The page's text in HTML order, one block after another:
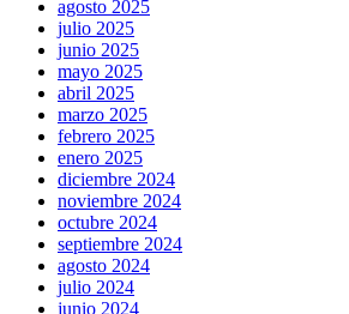
agosto 2025
julio 2025
junio 2025
mayo 2025
abril 2025
marzo 2025
febrero 2025
enero 2025
diciembre 2024
noviembre 2024
octubre 2024
septiembre 2024
agosto 2024
julio 2024
junio 2024